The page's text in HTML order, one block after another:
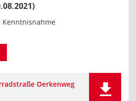
Kenntnisnahme
Oerkenweg